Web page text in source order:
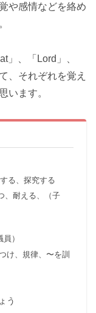
や感情などを絡め
」、「Lord」、
、それぞれを覚え
います。
る、探究する
、耐える、（子
）
け、規律、〜を訓
う